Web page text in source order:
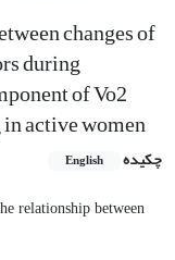
changes of
during
of Vo2
active women
چکیده English
relationship between